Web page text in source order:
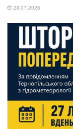
28.07.2026